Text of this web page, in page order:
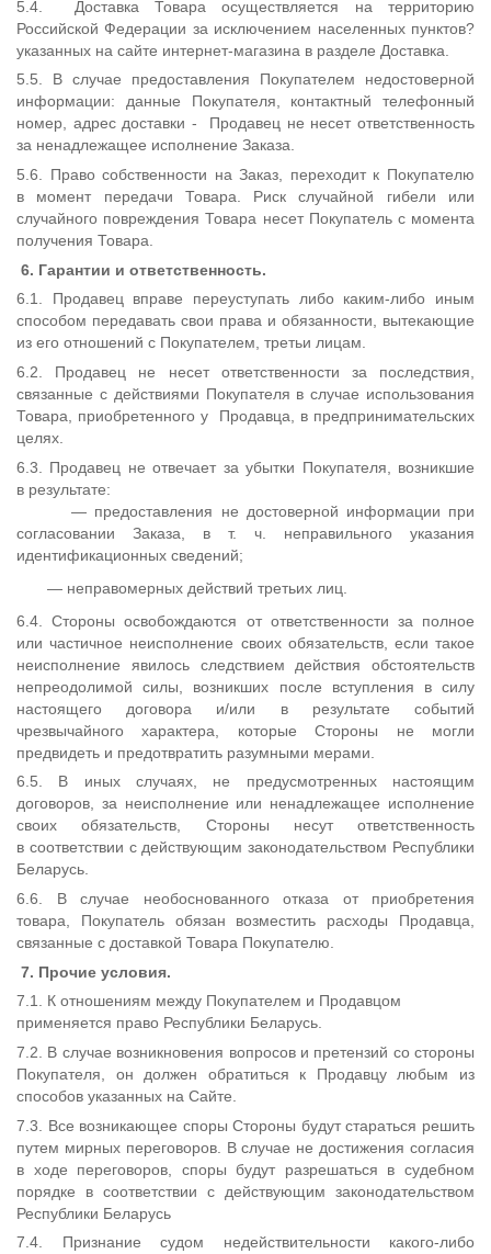
5.4. Доставка Товара осуществляется на территорию
Российской Федерации за исключением населенных пунктов?
указанных на сайте интернет-магазина в разделе Доставка.
5.5. В случае предоставления Покупателем недостоверной
информации: данные Покупателя, контактный телефонный
номер, адрес доставки - Продавец не несет ответственность
за ненадлежащее исполнение Заказа.
5.6. Право собственности на Заказ, переходит к Покупателю
в момент передачи Товара. Риск случайной гибели или
случайного повреждения Товара несет Покупатель с момента
получения Товара.
6. Гарантии и ответственность.
6.1. Продавец вправе переуступать либо каким-либо иным
способом передавать свои права и обязанности, вытекающие
из его отношений с Покупателем, третьи лицам.
6.2. Продавец не несет ответственности за последствия,
связанные с действиями Покупателя в случае использования
Товара, приобретенного у Продавца, в предпринимательских
целях.
6.3. Продавец не отвечает за убытки Покупателя, возникшие
в результате:
— предоставления не достоверной информации при
согласовании Заказа, в т. ч. неправильного указания
идентификационных сведений;
— неправомерных действий третьих лиц.
6.4. Стороны освобождаются от ответственности за полное
или частичное неисполнение своих обязательств, если такое
неисполнение явилось следствием действия обстоятельств
непреодолимой силы, возникших после вступления в силу
настоящего договора и/или в результате событий
чрезвычайного характера, которые Стороны не могли
предвидеть и предотвратить разумными мерами.
6.5. В иных случаях, не предусмотренных настоящим
договоров, за неисполнение или ненадлежащее исполнение
своих обязательств, Стороны несут ответственность
в соответствии с действующим законодательством Республики
Беларусь.
6.6. В случае необоснованного отказа от приобретения
товара, Покупатель обязан возместить расходы Продавца,
связанные с доставкой Товара Покупателю.
7. Прочие условия.
7.1. К отношениям между Покупателем и Продавцом
применяется право Республики Беларусь.
7.2. В случае возникновения вопросов и претензий со стороны
Покупателя, он должен обратиться к Продавцу любым из
способов указанных на Сайте.
7.3. Все возникающее споры Стороны будут стараться решить
путем мирных переговоров. В случае не достижения согласия
в ходе переговоров, споры будут разрешаться в судебном
порядке в соответствии с действующим законодательством
Республики Беларусь
7.4. Признание судом недействительности какого-либо